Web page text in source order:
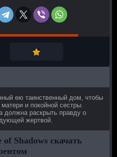
ею таинственный дом, чтобы
и покойной сестры.
должна раскрыть правду о
жертвой.
Shadows скачать